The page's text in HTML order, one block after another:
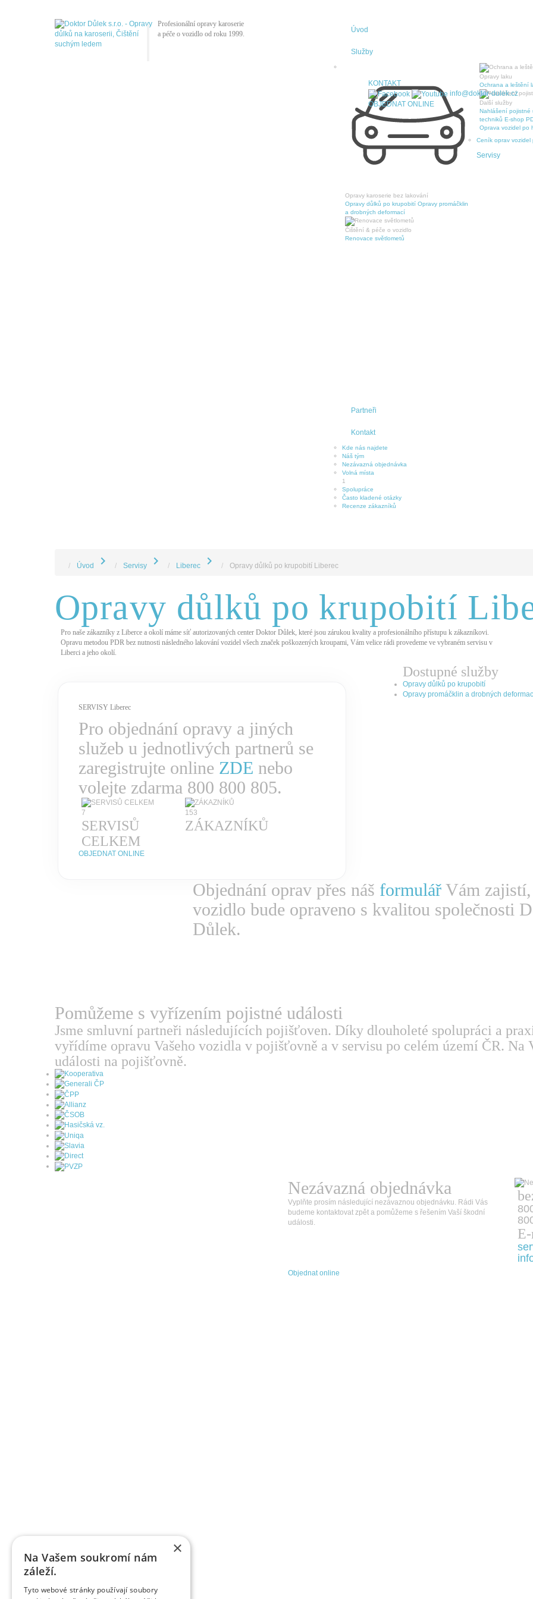
Profesionální opravy karoserie
a péče o vozidlo od roku 1999.
Úvod
Služby
Opravy karoserie bez lakování
Opravy důlků po krupobití Opravy promáčklin
a drobných deformací
Čištění & péče o vozidlo
Renovace světlometů
Opravy laku
Ochrana a leštění
Další služby
Nahlášení pojistné
techniků E-shop
Oprava vozidel po
Ceník oprav vozidel
Servisy
Partneři
Kontakt
Kde nás najdete
Náš tým
Nezávazná objednávka
Volná místa
1
Spolupráce
Často kladené otázky
Recenze zákazníků
KONTAKT
info@doktor-dulek.cz
OBJEDNAT ONLINE
Úvod chevron_right Servisy chevron_right Liberec chevron_right Opravy důlků po krupobití Liberec
Opravy důlků po krupobití
Pro naše zákazníky z Liberce a okolí máme síť autorizovaných center Doktor Důlek, které jsou zárukou kvality a profesionálního přístupu k zákazníkovi.
Opravu metodou PDR bez nutnosti následného lakování vozidel všech značek poškozených kroupami, Vám velice rádi provedeme ve vybraném servisu v
Liberci a jeho okolí.
SERVISY Liberec
Pro objednání opravy a jiných
služeb u jednotlivých partnerů se
zaregistrujte online ZDE nebo
volejte zdarma 800 800 805.
7
SERVISŮ
CELKEM
153
ZÁKAZNÍKŮ
OBJEDNAT ONLINE
Dostupné služby
Opravy důlků po krupobití
Opravy promáčklin a drobných
Objednání oprav přes náš formulář Vám zajistí,
vozidlo bude opraveno s kvalitou společnosti
Důlek.
Pomůžeme s vyřízením pojistné události
Jsme smluvní partneři následujících pojišťoven. Díky dlouholeté spolupráci a
vyřídíme opravu Vašeho vozidla v pojišťovně a v servisu po celém území ČR. Na
události na pojišťovně.
Nezávazná objednávka
Vyplňte prosím následující nezávaznou objednávku. Rádi Vás
budeme kontaktovat zpět a pomůžeme s řešením Vaší škodní
události.
Objednat online
×
Na Vašem soukromí nám
záleží.
Tyto webové stránky používají soubory